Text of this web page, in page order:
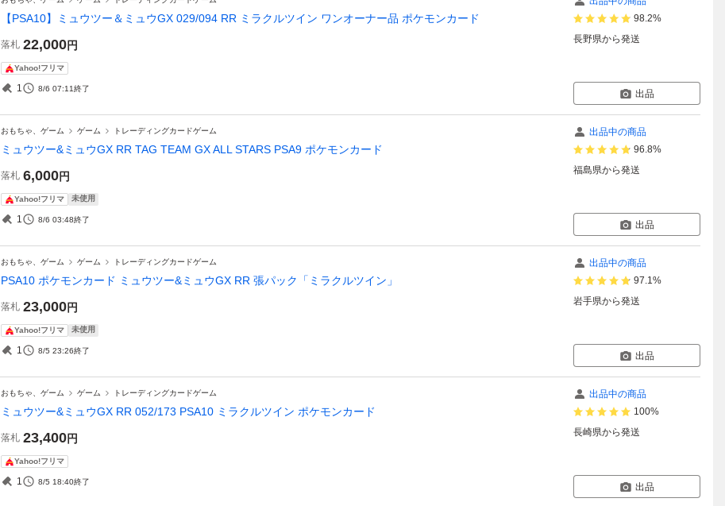
【PSA10】ミュウツー＆ミュウGX 029/094 RR ミラクルツイン ワンオーナー品 ポケモンカード
落札 22,000円
Yahoo!フリマ
1 8/6 07:11終了
98.2%
長野県から発送
出品
おもちゃ、ゲーム ゲーム トレーディングカードゲーム
ミュウツー&ミュウGX RR TAG TEAM GX ALL STARS PSA9 ポケモンカード
落札 6,000円
Yahoo!フリマ 未使用
1 8/6 03:48終了
出品中の商品
96.8%
福島県から発送
出品
おもちゃ、ゲーム ゲーム トレーディングカードゲーム
PSA10 ポケモンカード ミュウツー&ミュウGX RR 張パック「ミラクルツイン」
落札 23,000円
Yahoo!フリマ 未使用
1 8/5 23:26終了
出品中の商品
97.1%
岩手県から発送
出品
おもちゃ、ゲーム ゲーム トレーディングカードゲーム
ミュウツー&ミュウGX RR 052/173 PSA10 ミラクルツイン ポケモンカード
落札 23,400円
Yahoo!フリマ
1 8/5 18:40終了
出品中の商品
100%
長崎県から発送
出品